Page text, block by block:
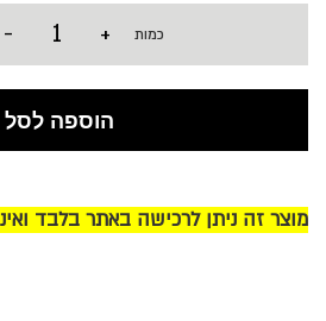
כמות +
-
הוספה לסל
מוצר זה ניתן לרכישה באתר בלבד